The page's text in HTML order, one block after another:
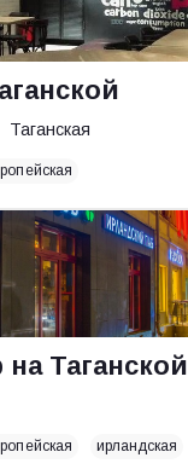
Таганская
на Таганской
ирландская